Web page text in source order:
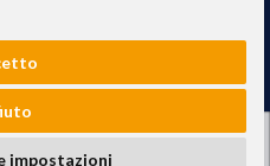
impostazioni
(TN)
valore puramente descrittivo. -
e
interamente versato | Camera di
di Bolzano, BZ-154275 |